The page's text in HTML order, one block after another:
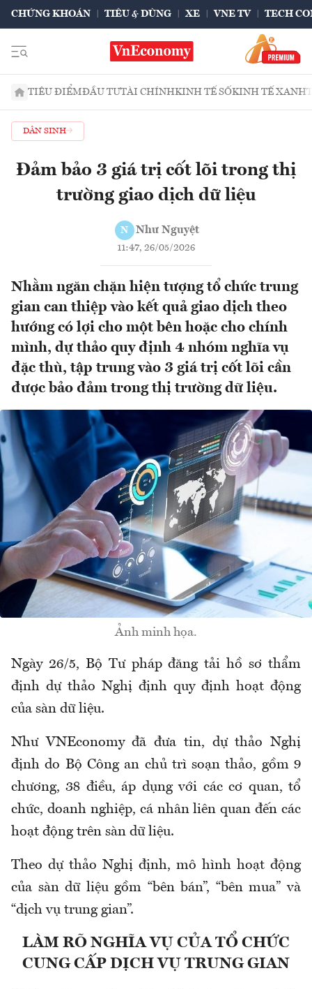
CHỨNG KHOÁN TIÊU & DÙNG XE VNE TV TECH
TIÊU ĐIỂMĐẦU TƯTÀI CHÍNHKINH TẾ SỐKINH TẾ XANH
DÂN SINH
Đảm bảo 3 giá trị cốt lõi trong thị
trường giao dịch dữ liệu
N Như Nguyệt
11:47, 26/05/2026
Nhằm ngăn chặn hiện tượng tổ chức trung
gian can thiệp vào kết quả giao dịch theo
hướng có lợi cho một bên hoặc cho chính
mình, dự thảo quy định 4 nhóm nghĩa vụ
đặc thù, tập trung vào 3 giá trị cốt lõi cần
được bảo đảm trong thị trường dữ liệu.
Ảnh minh họa.
Ngày 26/5, Bộ Tư pháp đăng tải hồ sơ thẩm
định dự thảo Nghị định quy định hoạt động
của sàn dữ liệu.
Như VNEconomy đã đưa tin, dự thảo Nghị
định do Bộ Công an chủ trì soạn thảo, gồm 9
chương, 38 điều, áp dụng với các cơ quan, tổ
chức, doanh nghiệp, cá nhân liên quan đến các
hoạt động trên sàn dữ liệu.
Theo dự thảo Nghị định, mô hình hoạt động
của sàn dữ liệu gồm “bên bán”, “bên mua” và
“dịch vụ trung gian”.
LÀM RÕ NGHĨA VỤ CỦA TỔ CHỨC
CUNG CẤP DỊCH VỤ TRUNG GIAN